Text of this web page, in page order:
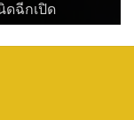
ดฉีกเปิด